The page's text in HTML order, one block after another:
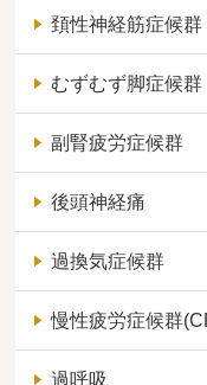
頚性神経筋症候群
むずむず脚症候群
副腎疲労症候群
後頭神経痛
過換気症候群
慢性疲労症候群
過呼吸